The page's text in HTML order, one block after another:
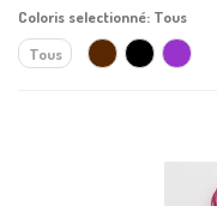
Coloris selectionné: Tous
Tous